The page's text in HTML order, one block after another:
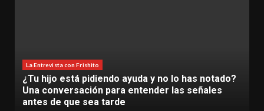
lo has notado?
las señales
La Entrevista con Frishito
La Inteligencia Artificial ya es
TecNM Lázaro Cárdenas